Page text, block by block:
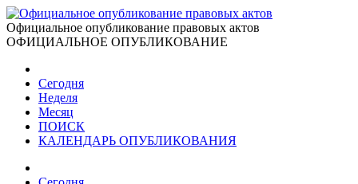
Официальное опубликование правовых актов
ОФИЦИАЛЬНОЕ ОПУБЛИКОВАНИЕ
Сегодня
Неделя
Месяц
ПОИСК
КАЛЕНДАРЬ ОПУБЛИКОВАНИЯ